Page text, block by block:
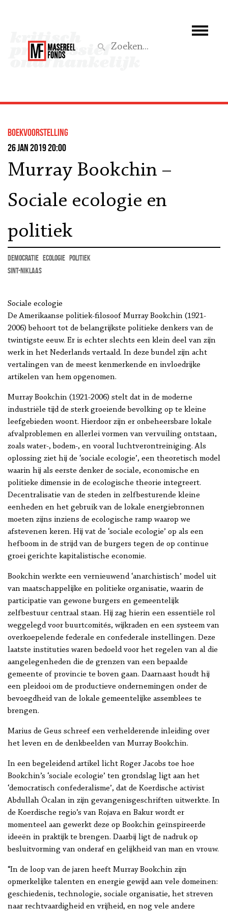
Wat we doen
Aktief
boekvoorstelling
26 jan 2019 20:00
Murray Bookchin –
Sociale ecologie en
politiek
democratie ecologie politiek
Sint-Niklaas
Sociale ecologie
De Amerikaanse politiek-filosoof Murray Bookchin (1921-
2006) behoort tot de belangrijkste politieke denkers van de
twintigste eeuw. Er is echter slechts een klein deel van zijn
werk in het Nederlands vertaald. In deze bundel zijn acht
vertalingen van de meest kenmerkende en invloedrijke
artikelen van hem opgenomen.
Murray Bookchin (1921-2006) stelt dat in de moderne
industriële tijd de sterk groeiende bevolking op te kleine
leefgebieden woont. Hierdoor zijn er onbeheersbare lokale
afvalproblemen en allerlei vormen van vervuiling ontstaan,
zoals water-, bodem-, en vooral luchtverontreiniging. Als
oplossing ziet hij de ‘sociale ecologie’, een theoretisch model
waarin hij als eerste denker de sociale, economische en
politieke dimensie in de ecologische theorie integreert.
Decentralisatie van de steden in zelfbesturende kleine
eenheden en het gebruik van de lokale energiebronnen
moeten zijns inziens de ecologische ramp waarop we
afstevenen keren. Hij vat de ‘sociale ecologie’ op als een
hefboom in de strijd van de burgers tegen de op continue
groei gerichte kapitalistische economie.
Bookchin werkte een vernieuwend ‘anarchistisch’ model uit
van maatschappelijke en politieke organisatie, waarin de
participatie van gewone burgers en gemeentelijk
zelfbestuur centraal staan. Hij zag hierin een essentiële rol
weggelegd voor buurtcomités, wijkraden en een systeem van
overkoepelende federale en confederale instellingen. Deze
laatste instituties waren bedoeld voor het regelen van al die
aangelegenheden die de grenzen van een bepaalde
gemeente of provincie te boven gaan. Daarnaast houdt hij
een pleidooi om de productieve ondernemingen onder de
bevoegdheid van de lokale gemeentelijke assemblees te
brengen.
Marius de Geus schreef een verhelderende inleiding over
het leven en de denkbeelden van Murray Bookchin.
In een begeleidend artikel licht Roger Jacobs toe hoe
Bookchin’s ‘sociale ecologie’ ten grondslag ligt aan het
‘democratisch confederalisme’, dat de Koerdische activist
Abdullah Öcalan in zijn gevangenisgeschriften uitwerkte. In
de Koerdische regio’s van Rojava en Bakur wordt er
momenteel aan gewerkt deze op Bookchin geïnspireerde
ideeën in praktijk te brengen. Daarbij ligt de nadruk op
besluitvorming van onderaf en gelijkheid van man en vrouw.
“In de loop van de jaren heeft Murray Bookchin zijn
opmerkelijke talenten en energie gewijd aan vele domeinen:
geschiedenis, technologie, sociale organisatie, het streven
naar rechtvaardigheid en vrijheid, en nog vele andere